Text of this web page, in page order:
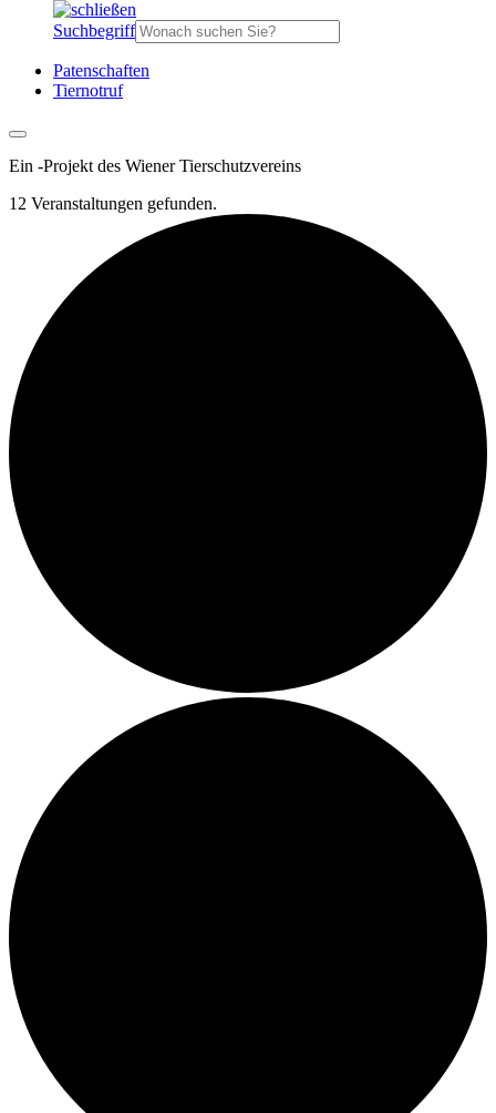
Suchbegriff
Patenschaften
Tiernotruf
Ein -Projekt des Wiener Tierschutzvereins
12 Veranstaltungen gefunden.